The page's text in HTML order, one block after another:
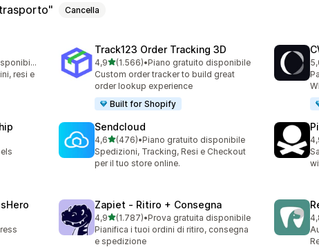
Cancella
Piano gratuito disponibile
resi e
Track123 Order Tracking 3D
4,9stelle su 5
(1.566)
1566 recensioni totali
•Piano gratuito disponibile
Custom order tracker to build great
order lookup experience
Built for Shopify
Sendcloud
4,6stelle su 5
(476)
476 recensioni totali
•Piano gratuito disponibile
Spedizioni, Tracking, Resi e Checkout
per il tuo store online.
Zapiet ‑ Ritiro + Consegna
4,9stelle su 5
(1.787)
1787 recensioni totali
•Prova gratuita disponibile
Pianifica i tuoi ordini di ritiro, consegna
e spedizione